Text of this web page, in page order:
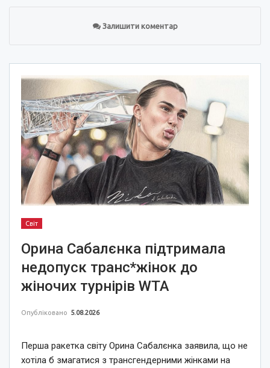
Залишити коментар
Світ
Орина Сабалєнка підтримала
недопуск транс*жінок до
жіночих турнірів WTA
Опубліковано 5.08.2026
Перша ракетка світу Орина Сабалєнка заявила, що не
хотіла б змагатися з трансгендерними жінками на